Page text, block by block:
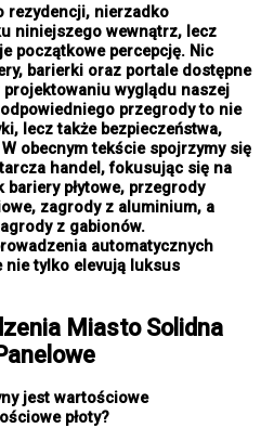
rezydencji, nierzadko
niniejszego wewnątrz, lecz
początkowe percepcję. Nic
barierki oraz portale dostępne
wyglądu naszej
przegrody to nie
lecz także bezpieczeństwa,
obecnym tekście spojrzymy się
handel, fokusując się na
płytowe, przegrody
zagrody z aluminium, a
z gabionów.
automatycznych
tylko elevują luksus
MiastoSolidna
jest wartościowe
płoty?